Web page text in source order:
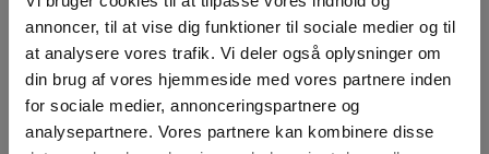
annoncer, til at vise dig funktioner til sociale medier og til
at analysere vores trafik. Vi deler også oplysninger om
din brug af vores hjemmeside med vores partnere inden
for sociale medier, annonceringspartnere og
analysepartnere. Vores partnere kan kombinere disse
Professionel leverandør af